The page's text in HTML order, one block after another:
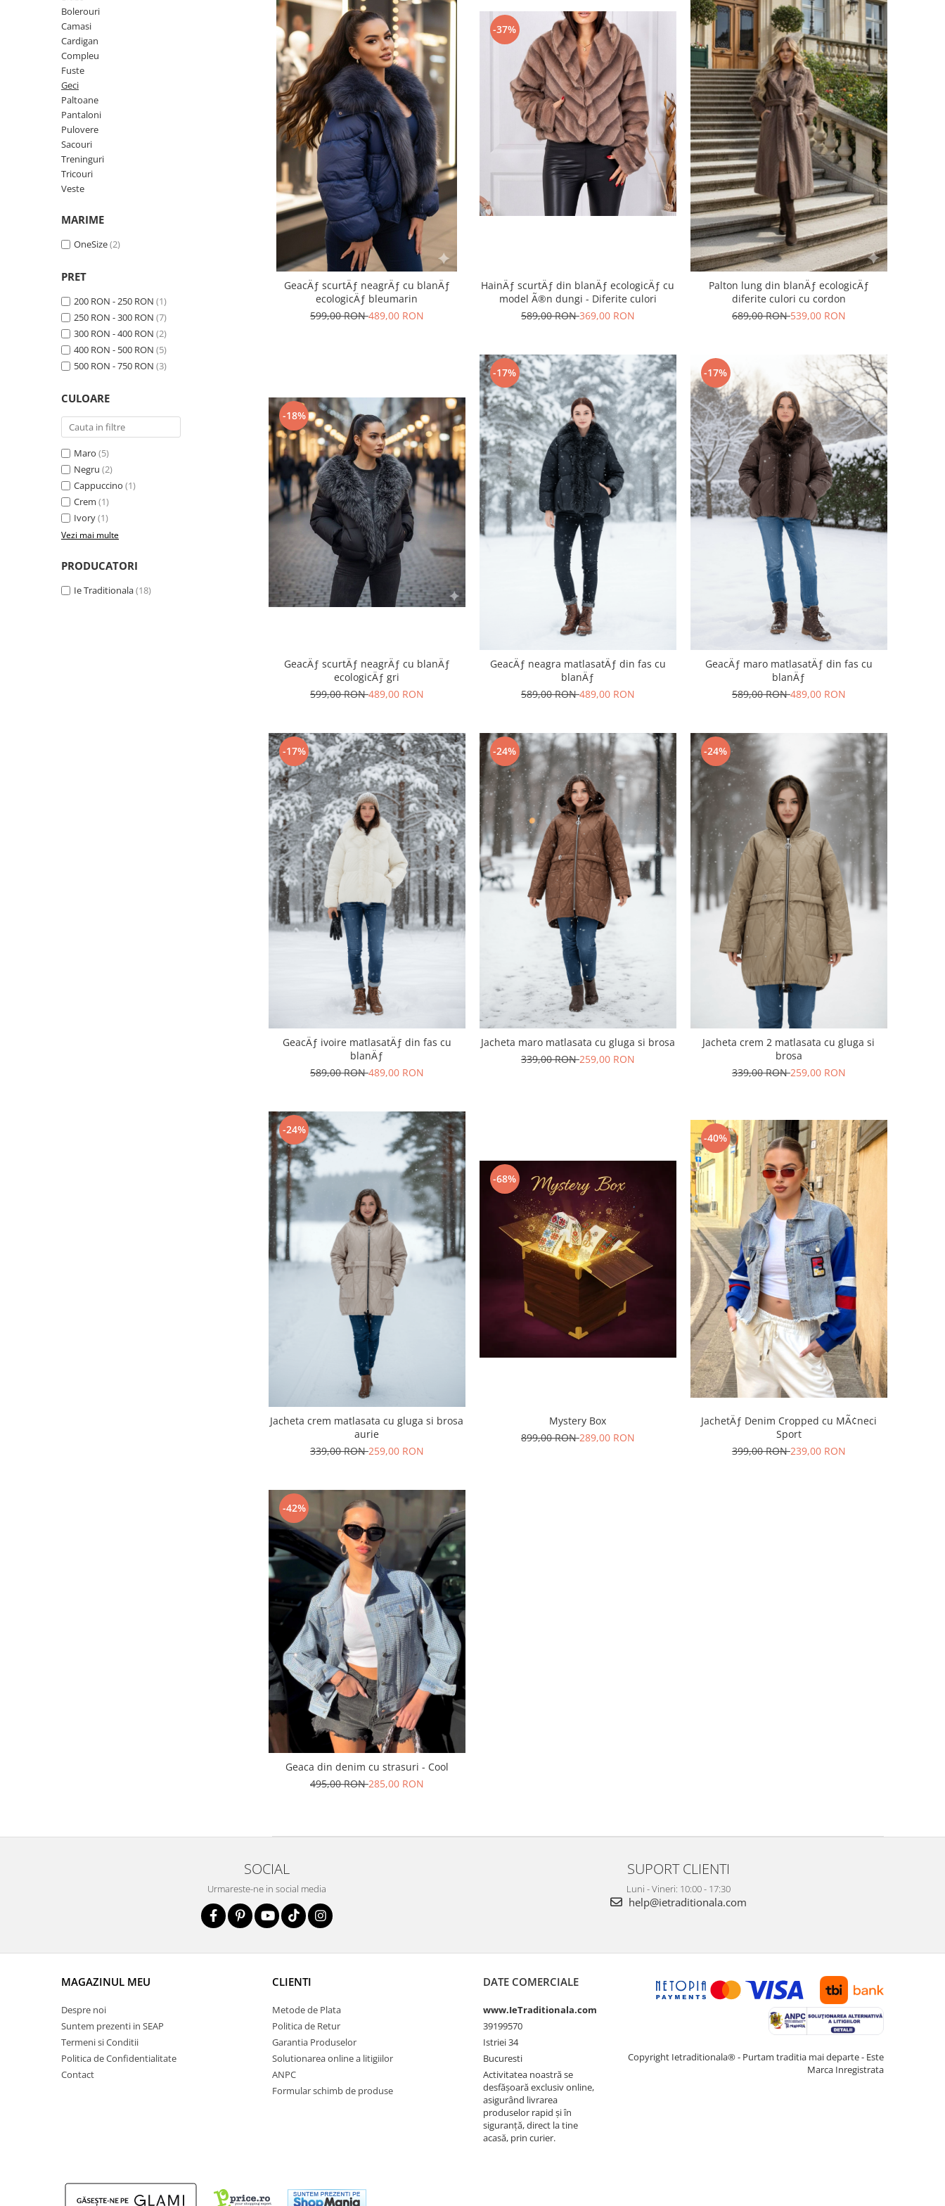
Ii traditionale
Rochii traditionale
Rochii Elegante
Costume populare
Fote & Catrinte
Incaltaminte
Bolerouri
Camasi
Cardigan
Compleu
Fuste
Geci
Paltoane
Pantaloni
Pulovere
Sacouri
Treninguri
Tricouri
Veste
MARIME
OneSize(2)
PRET
200 RON - 250 RON (1)
250 RON - 300 RON (7)
300 RON - 400 RON (2)
400 RON - 500 RON (5)
500 RON - 750 RON (3)
CULOARE
Maro (5)
Negru (2)
Cappuccino (1)
Crem (1)
Ivory(1)
Vezi mai multe
PRODUCATORI
Ie Traditionala(18)
GeacÄƒ scurtÄƒ neagrÄƒ cu blanÄƒ
ecologicÄƒ bleumarin
599,00 RON489,00 RON
-37%
HainÄƒ scurtÄƒ din blanÄƒ ecologicÄƒ cu
model Ã®n dungi - Diferite culori
589,00 RON369,00 RON
Palton lung din blanÄƒ ecologicÄƒ
diferite culori cu cordon
689,00 RON539,00 RON
-18%
GeacÄƒ scurtÄƒ neagrÄƒ cu blanÄƒ
ecologicÄƒ gri
599,00 RON489,00 RON
-17%
GeacÄƒ neagra matlasatÄƒ din fas cu
blanÄƒ
589,00 RON489,00 RON
-17%
GeacÄƒ maro matlasatÄƒ din fas cu
blanÄƒ
589,00 RON489,00 RON
-17%
GeacÄƒ ivoire matlasatÄƒ din fas cu
blanÄƒ
589,00 RON489,00 RON
-24%
Jacheta maro matlasata cu gluga si brosa
339,00 RON259,00 RON
-24%
Jacheta crem 2 matlasata cu gluga si
brosa
339,00 RON259,00 RON
-24%
Jacheta crem matlasata cu gluga si brosa
aurie
339,00 RON259,00 RON
-68%
Mystery Box
899,00 RON289,00 RON
-40%
JachetÄƒ Denim Cropped cu MÃ¢neci
Sport
399,00 RON239,00 RON
-42%
Geaca din denim cu strasuri - Cool
495,00 RON285,00 RON
SOCIAL
Urmareste-ne in social media
SUPORT CLIENTI
Luni - Vineri: 10:00 - 17:30
help@ietraditionala.com
MAGAZINUL MEU
Despre noi
Suntem prezenti in SEAP
Termeni si Conditii
Politica de Confidentialitate
Contact
CLIENTI
Metode de Plata
Politica de Retur
Garantia Produselor
Solutionarea online a litigiilor
ANPC
Formular schimb de produse
DATE COMERCIALE
www.IeTraditionala.com
39199570
Istriei 34
Bucuresti
Activitatea noastră se
desfășoară exclusiv online,
asigurând livrarea
produselor rapid și în
siguranță, direct la tine
acasă, prin curier.
Copyright Ietraditionala® - Purtam traditia mai departe - Este
Marca Inregistrata